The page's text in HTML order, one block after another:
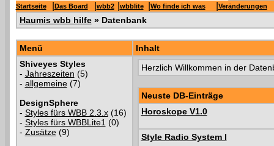
Startseite Das Board wbb2 wbblite Wo finde ich was Veränderungen
Haumis wbb hilfe» Datenbank
Menü
Inhalt
Shiveyes Styles
- Jahreszeiten (5)
- allgemeine(7)
DesignSphere
- Styles fürs WBB 2.3.x(16)
- Styles fürs WBBLite1 (0)
- Zusätze(9)
Herzlich Willkommen in der
Neuste DB-Einträge
Horoskope V1.0
Style Radio System I